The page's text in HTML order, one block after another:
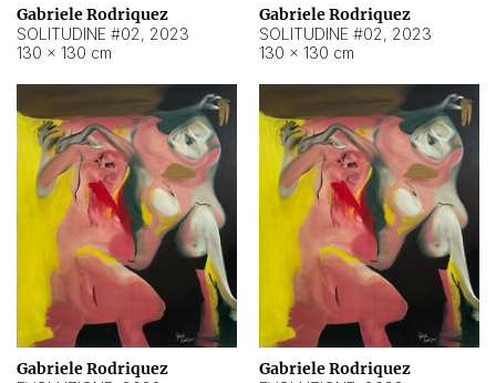
Gabriele Rodriquez
SOLITUDINE #02, 2023
130 × 130 cm
Gabriele Rodriquez
SOLITUDINE #02, 2023
130 × 130 cm
Gabriele Rodriquez Gabriele Rodriquez